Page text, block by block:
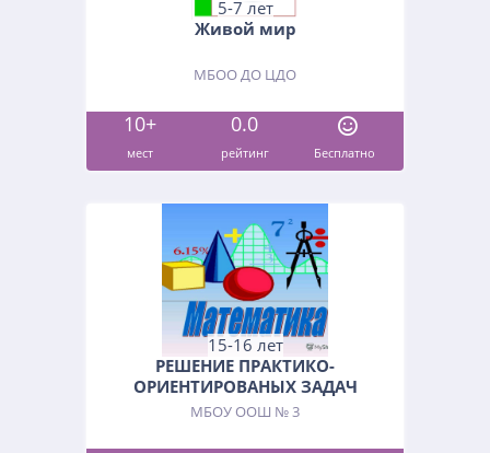
5-7 лет
Живой мир
МБОО ДО ЦДО
10+ 0.0
мест рейтинг Бесплатно
15-16 лет
РЕШЕНИЕ ПРАКТИКО-
ОРИЕНТИРОВАНЫХ ЗАДАЧ
МБОУ ООШ № 3